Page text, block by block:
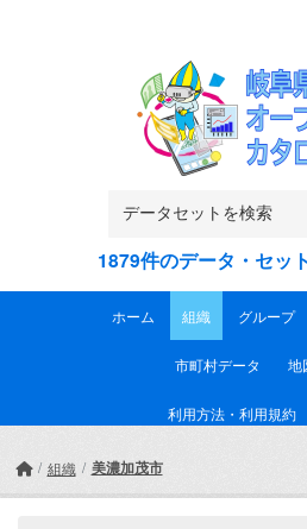
1879件のデータ・セッ
ホーム 組織 グループ
市町村データ 地
利用方法・利用規約
組織 美濃加茂市